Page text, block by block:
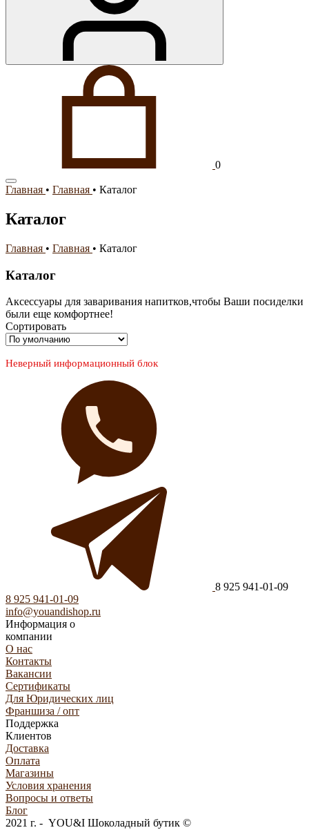
0
Главная • Главная • Каталог
Каталог
Главная • Главная • Каталог
Каталог
Аксессуары для заваривания напитков,чтобы Ваши посиделки
были еще комфортнее!
Сортировать
Неверный информационный блок
8 925 941-01-09
8 925 941-01-09
info@youandishop.ru
Информация о
компании
О нас
Контакты
Вакансии
Сертификаты
Для Юридических лиц
Франшиза / опт
Поддержка
Клиентов
Доставка
Оплата
Магазины
Условия хранения
Вопросы и ответы
Блог
2021 г. - YOU&I Шоколадный бутик ©